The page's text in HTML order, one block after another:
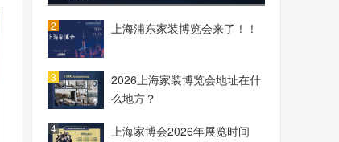
上海浦东家装博览会来了！！
2
2026上海家装博览会地址在什
么地方？
3
上海家博会2026年展览时间
4